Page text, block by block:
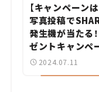
【キャンペーン
写真投稿で
発生機が当た
ゼントキャンペ
2024.07.11